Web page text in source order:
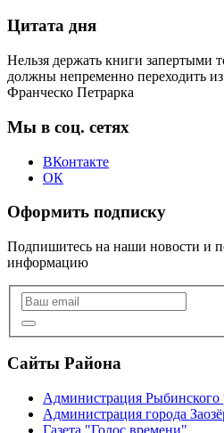
Цитата дня
Нельзя держать книги запертыми
должны непременно переходить
Франческо Петрарка
Мы в соц. сетях
ВКонтакте
ОК
Оформить подписку
Подпишитесь на наши новости и
информацию
Сайты Района
Администрация Рыбинского
Администрация города
Газета "Голос времени"